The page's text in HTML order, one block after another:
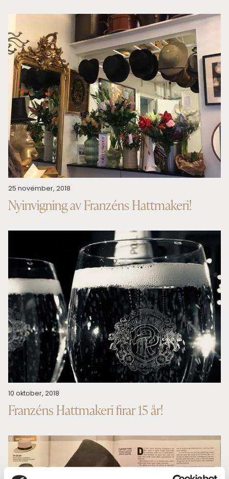
25 november, 2018
Nyinvigning av Franzéns Hattmakeri!
10 oktober, 2018
Franzéns Hattmakeri firar 15 år!